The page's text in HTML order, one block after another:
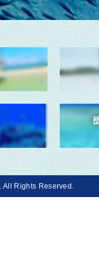
. All Rights Reserved.